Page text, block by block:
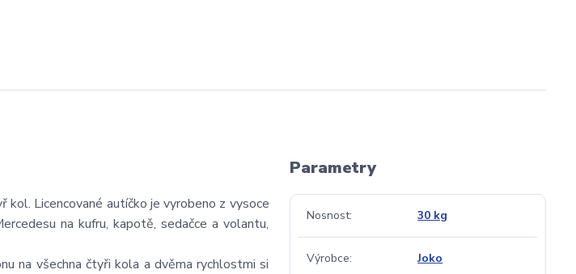
Licencované autíčko je vyrobeno z vysoce
na kufru, kapotě, sedačce a volantu,
na všechna čtyři kola a dvěma rychlostmi si
Parametry
Nosnost 30 kg
Výrobce Joko